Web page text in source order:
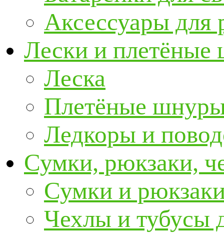
Аксессуары для
Лески и
Леска
Плетёные
Ледкоры и
Сумки, рюкзаки,
Сумки и
Чехлы и тубусы